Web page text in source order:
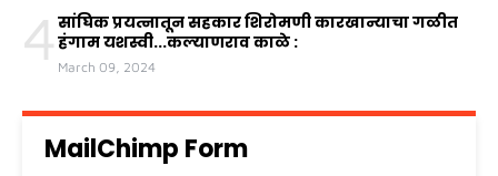
4 सांघिक प्रयत्नातून सहकार शिरोमणी कारखान्याचा गळीत
हंगाम यशस्वी...कल्याणराव काळे :
March 09, 2024
MailChimp Form